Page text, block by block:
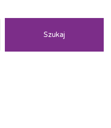
Szukaj